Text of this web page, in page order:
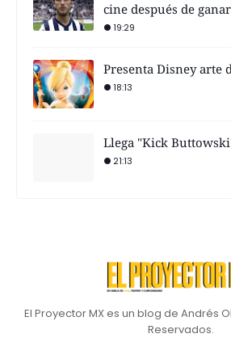
cine después de
19:29
Presenta Disney arte
18:13
Llega "Kick
21:13
El Proyector MX es un blog de Andrés
Reservados.